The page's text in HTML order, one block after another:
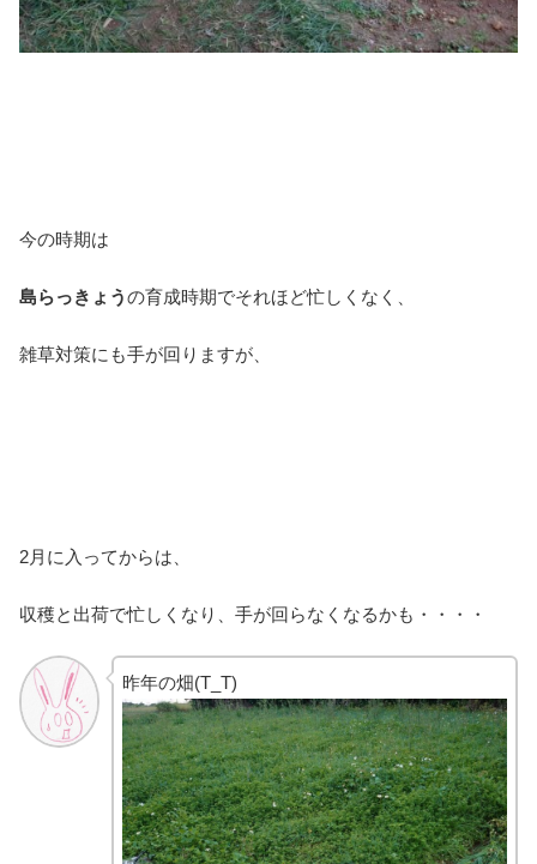
今の時期は
島らっきょうの育成時期でそれほど忙しくなく、
雑草対策にも手が回りますが、
2月に入ってからは、
収穫と出荷で忙しくなり、手が回らなくなるかも・・・・
昨年の畑(T_T)